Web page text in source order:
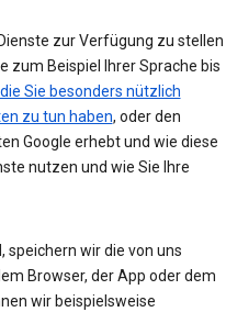
zur Verfügung zu stellen
zum Beispiel Ihrer Sprache bis
Sie besonders nützlich
zu tun haben, oder den
Google erhebt und wie diese
nutzen und wie Sie Ihre
speichern wir die von uns
Browser, der App oder dem
wir beispielsweise